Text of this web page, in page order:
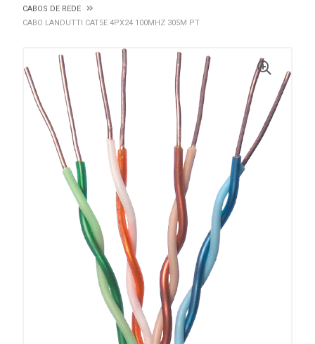
CABOS DE REDE
CABO LANDUTTI CAT5E 4PX24 100MHZ 305M PT